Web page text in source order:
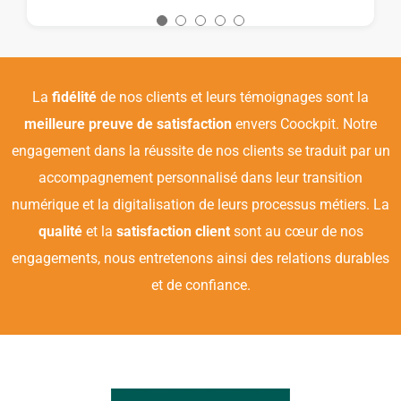
Vista
La fidélité de nos clients et leurs témoignages sont la
meilleure preuve de satisfaction envers Coockpit. Notre
engagement dans la réussite de nos clients se traduit par un
accompagnement personnalisé dans leur transition
numérique et la digitalisation de leurs processus métiers. La
qualité et la satisfaction clientsont au cœur de nos
engagements, nous entretenons ainsi des relations durables
et de confiance.